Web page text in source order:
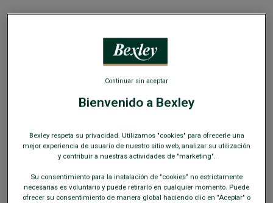
Zapatillas de hombre de piel Negro - BELBARA
69,00 € OUTLET
COLORES DISPONIBLES
Bienvenido a Bexley
Bexley respeta su privacidad. Utilizamos "cookies" para ofrecerle una
mejor experiencia de usuario de nuestro sitio web, analizar su utilización
y contribuir a nuestras actividades de "marketing".
Su consentimiento para la instalación de "cookies" no estrictamente
necesarias es voluntario y puede retirarlo en cualquier momento. Puede
ofrecer su consentimiento de manera global haciendo clic en "Aceptar" o
Continuar sin aceptar